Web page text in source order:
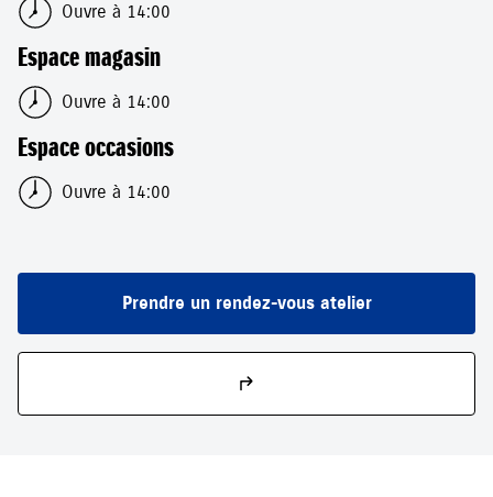
Ouvre à 14:00
Espace magasin
Ouvre à 14:00
Espace occasions
Ouvre à 14:00
Prendre un rendez-vous atelier